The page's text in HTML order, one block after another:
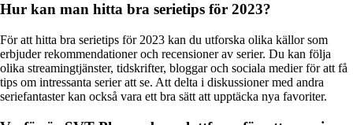
Hur kan man hitta bra serietips för 2023?
För att hitta bra serietips för 2023 kan du utforska olika källor som
erbjuder rekommendationer och recensioner av serier. Du kan följa
olika streamingtjänster, tidskrifter, bloggar och sociala medier för att få
tips om intressanta serier att se. Att delta i diskussioner med andra
seriefantaster kan också vara ett bra sätt att upptäcka nya favoriter.